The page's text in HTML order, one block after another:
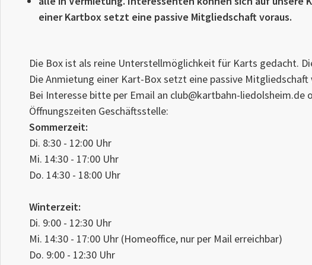
einer Kartbox setzt eine passive Mitgliedschaft voraus.
Die Box ist als reine Unterstellmöglichkeit für Karts gedacht.
Die Anmietung einer Kart-Box setzt eine passive Mitgliedschaft
Bei Interesse bitte per Email an club@kartbahn-
Öffnungszeiten Geschäftsstelle:
Sommerzeit:
Di. 8:30 - 12:00 Uhr
Mi. 14:30 - 17:00 Uhr
Do. 14:30 - 18:00 Uhr
Winterzeit:
Di. 9:00 - 12:30 Uhr
Mi. 14:30 - 17:00 Uhr (Homeoffice, nur per Mail erreichbar)
Do. 9:00 - 12:30 Uhr